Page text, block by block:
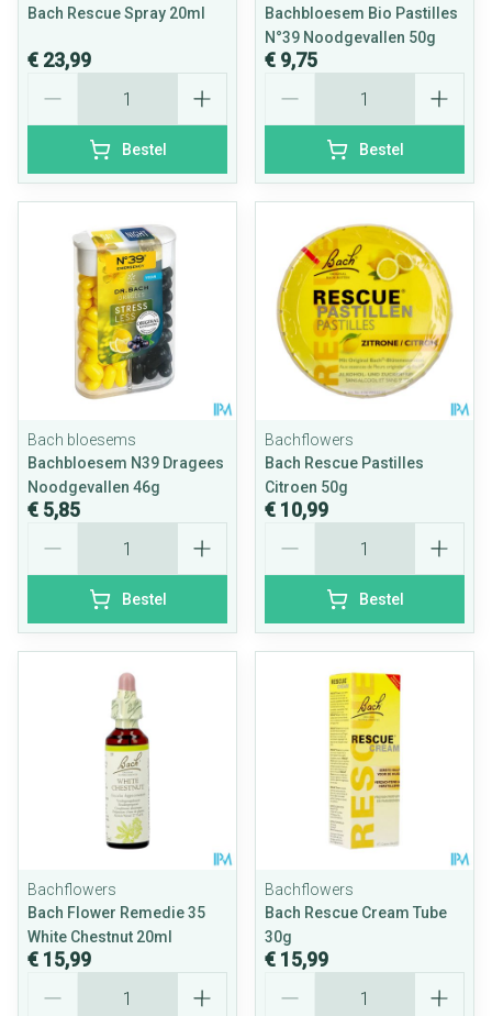
Bach Rescue Spray 20ml
€ 23,99
Bestel
Bachbloesem Bio Pastilles
N°39 Noodgevallen 50g
€ 9,75
Bestel
Bach bloesems
Bachbloesem N39 Dragees
Noodgevallen 46g
€ 5,85
Bestel
Bachflowers
Bach Rescue Pastilles
Citroen 50g
€ 10,99
Bestel
Bachflowers
Bach Flower Remedie 35
White Chestnut 20ml
€ 15,99
Bachflowers
Bach Rescue Cream Tube
30g
€ 15,99